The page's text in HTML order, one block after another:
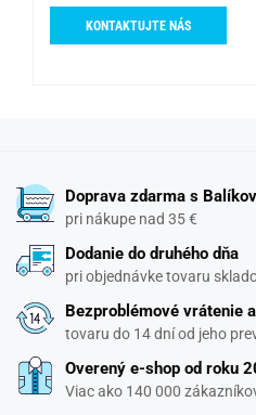
KONTAKTUJTE NÁS
Doprava zdarma s
pri nákupe nad 35 €
Dodanie do druhého dňa
pri objednávke tovaru
Bezproblémové vrátenie
tovaru do 14 dní od jeho
Overený e-shop od roku
Viac ako 140 000